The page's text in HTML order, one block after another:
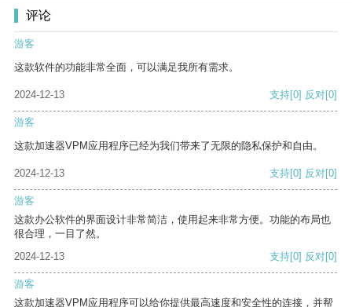
评论
游客
这款软件的功能非常全面，可以满足我所有需求。
2024-12-13 支持[0] 反对[0]
游客
这款加速器VPM应用程序已经为我们带来了无限的隐私保护和自由。
2024-12-13 支持[0] 反对[0]
游客
这款办公软件的界面设计非常简洁，使用起来非常方便。功能的布局也
很合理，一目了然。
2024-12-13
支持[0] 反对[0]
游客
这款加速器VPM应用程序可以给你提供最高速度和安全性的连接，并帮